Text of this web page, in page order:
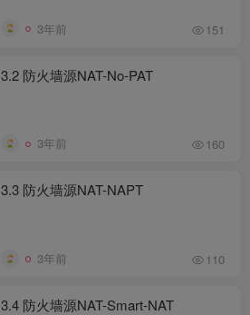
3年前 151
3.2 防火墙源NAT-No-PAT
3年前 160
3.3 防火墙源NAT-NAPT
3年前 110
3.4 防火墙源NAT-Smart-NAT